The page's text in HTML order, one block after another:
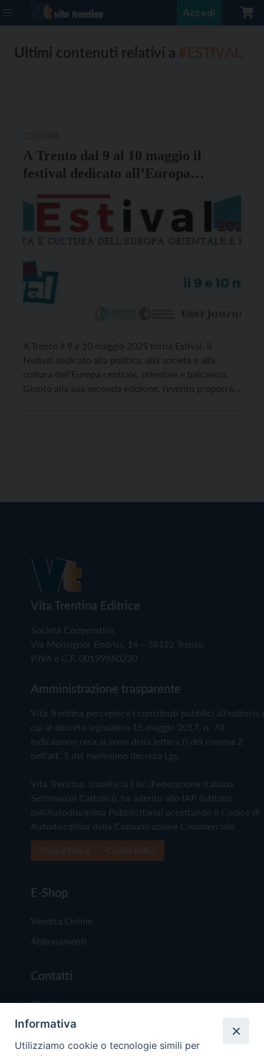
Accedi
Ultimi contenuti relativi a
A Trento dal 9 al 10 maggio il
festival dedicato all’Europa
A Trento il 9 e 10 maggio 2025 torna Estival, il
festival dedicato alla politica, alla società e alla
cultura dell’Europa centrale, orientale e balcanica.
Giunto alla sua seconda edizione, l’evento proporrà
Vita Trentina Editrice
Società Cooperativa
Via Monsignor Endrici, 14 – 38122 Trento
P.IVA e C.F. 00199960220
Amministrazione trasparente
Vita Trentina percepisce i contributi pubblici all'editoria
cui al decreto legislativo 15 maggio 2017, n. 70.
Indicazione resa ai sensi della lettera f) del comma 2
dell'art. 5 del medesimo decreto Lgs.
Vita Trentina, tramite la Fisc (Federazione Italiana
Settimanali Cattolici), ha aderito allo IAP (Istituto
dell'Autodisciplina Pubblicitaria) accettando il Codice di
Autodisciplina della Comunicazione Commerciale
E-Shop
Vendita Online
Abbonamenti
Contatti
Chi Siamo
Redazione
Scrivici
Informativa
Utilizziamo cookie o tecnologie simili per